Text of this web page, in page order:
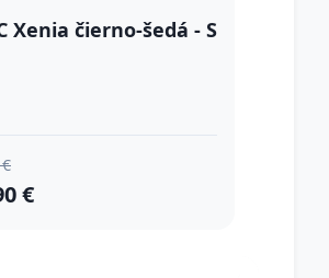
Xenia čierno-šedá - S
€